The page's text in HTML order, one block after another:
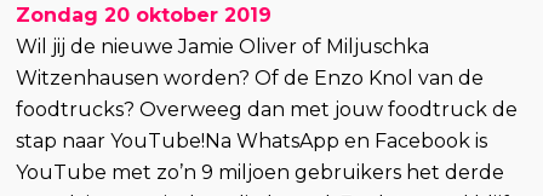
Zondag 20 oktober 2019
Wil jij de nieuwe Jamie Oliver of Miljuschka
Witzenhausen worden? Of de Enzo Knol van de
foodtrucks? Overweeg dan met jouw foodtruck de
stap naar YouTube!Na WhatsApp en Facebook is
YouTube met zo’n 9 miljoen gebruikers het derde